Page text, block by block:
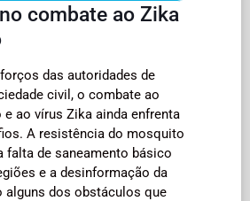
combate ao Zika
das autoridades de
civil, o combate ao
ao vírus Zika ainda enfrenta
A resistência do mosquito
falta de saneamento básico
e a desinformação da
alguns dos obstáculos que